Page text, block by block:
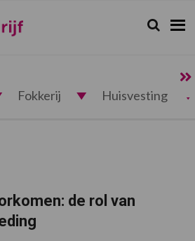
Zoeken...
Zoek
Fokkerij Huisvesting
de rol van